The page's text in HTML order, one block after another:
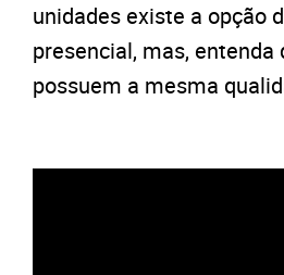
unidades existe a opção
presencial, mas, entenda
possuem a mesma